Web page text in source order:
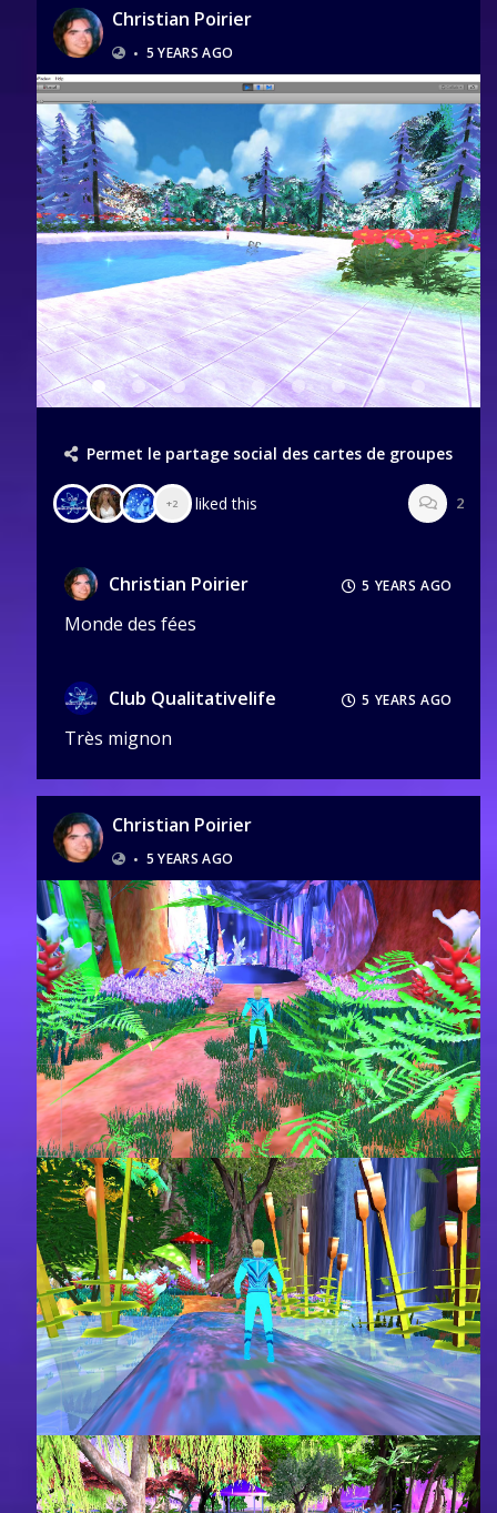
Christian Poirier
• 5 YEARS AGO
Permet le partage social des cartes de groupes
+2 liked this 2
Christian Poirier 5 YEARS AGO
Monde des fées
Club Qualitativelife 5 YEARS AGO
Très mignon
Christian Poirier
• 5 YEARS AGO